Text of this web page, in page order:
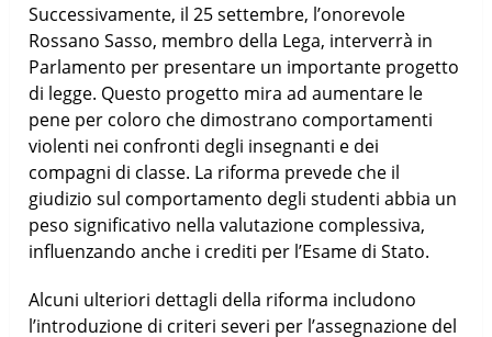
Successivamente, il 25 settembre, l’onorevole
Rossano Sasso, membro della Lega, interverrà in
Parlamento per presentare un importante progetto
di legge. Questo progetto mira ad aumentare le
pene per coloro che dimostrano comportamenti
violenti nei confronti degli insegnanti e dei
compagni di classe. La riforma prevede che il
giudizio sul comportamento degli studenti abbia un
peso significativo nella valutazione complessiva,
influenzando anche i crediti per l’Esame di Stato.
Alcuni ulteriori dettagli della riforma includono
l’introduzione di criteri severi per l’assegnazione del